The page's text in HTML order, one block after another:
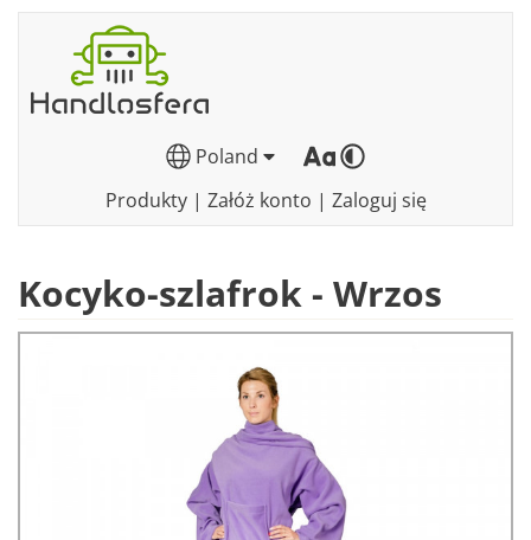
Poland
Produkty| Załóż konto | Zaloguj się
Kocyko-szlafrok - Wrzos